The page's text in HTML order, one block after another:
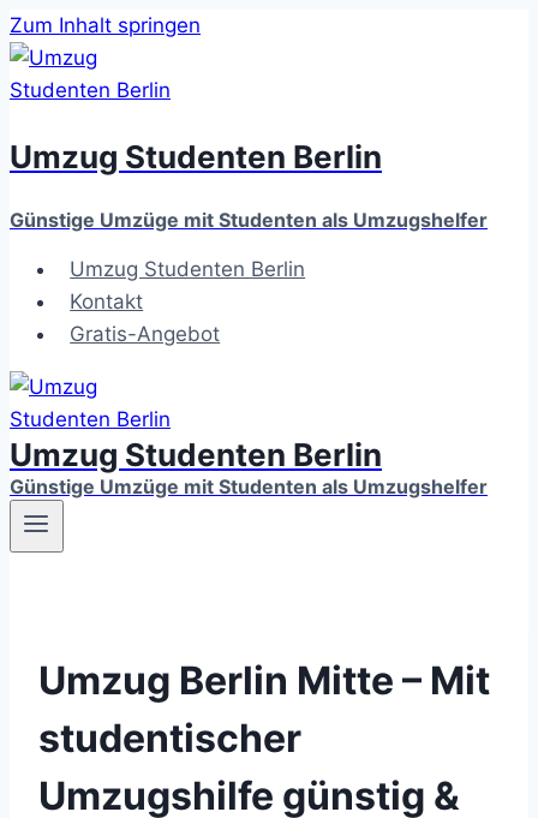
Zum Inhalt springen
Umzug Studenten Berlin
Günstige Umzüge mit Studenten als Umzugshelfer
Umzug Studenten Berlin
Kontakt
Gratis-Angebot
Umzug Studenten Berlin
Günstige Umzüge mit Studenten als Umzugshelfer
Umzug Berlin Mitte – Mit
studentischer
Umzugshilfe günstig &